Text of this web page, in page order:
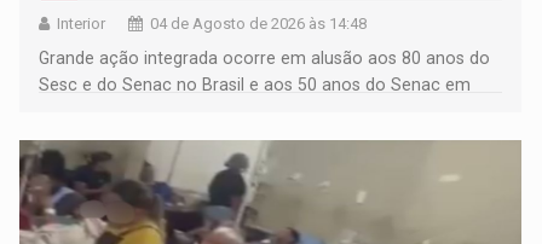
Interior 04 de Agosto de 2026 às 14:48
Grande ação integrada ocorre em alusão aos 80 anos do
Sesc e do Senac no Brasil e aos 50 anos do Senac em